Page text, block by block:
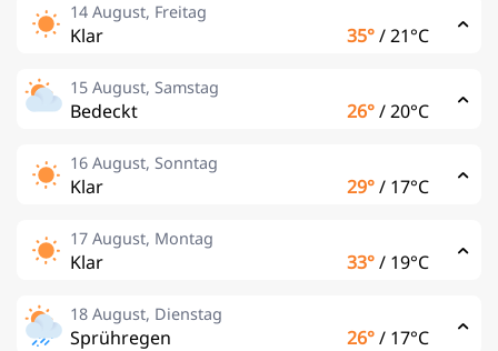
14 August, Freitag
Klar 35°/21°C
15 August, Samstag
Bedeckt 26°/20°C
16 August, Sonntag
Klar 29°/ 17°C
17 August, Montag
Klar 33°/ 19°C
18 August, Dienstag
Sprühregen 26°/ 17°C